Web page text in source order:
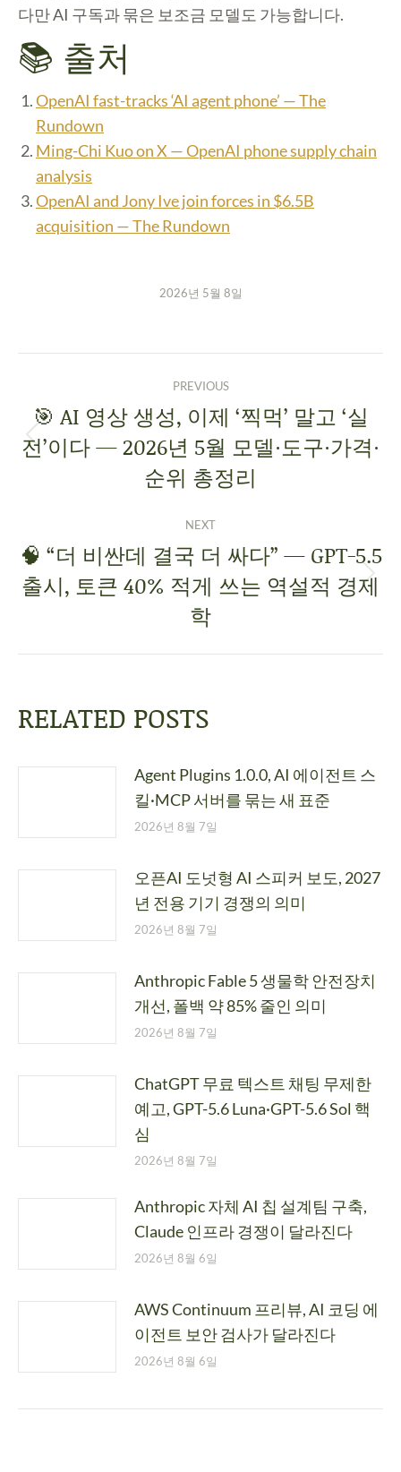
다만 AI 구독과 묶은 보조금 모델도 가능합니다.
📚 출처
OpenAI fast-tracks ‘AI agent phone’ — The
Rundown
Ming-Chi Kuo on X — OpenAI phone supply chain
analysis
OpenAI and Jony Ive join forces in $6.5B
acquisition — The Rundown
2026년 5월 8일
PREVIOUS
🎯 AI 영상 생성, 이제 ‘찍먹’ 말고 ‘실
전’이다 — 2026년 5월 모델·도구·가격·
순위 총정리
NEXT
🧠 “더 비싼데 결국 더 싸다” — GPT-5.5
출시, 토큰 40% 적게 쓰는 역설적 경제
학
RELATED POSTS
Agent Plugins 1.0.0, AI 에이전트 스
킬·MCP 서버를 묶는 새 표준
2026년 8월 7일
오픈AI 도넛형 AI 스피커 보도, 2027
년 전용 기기 경쟁의 의미
2026년 8월 7일
Anthropic Fable 5 생물학 안전장치
개선, 폴백 약 85% 줄인 의미
2026년 8월 7일
ChatGPT 무료 텍스트 채팅 무제한
예고, GPT-5.6 Luna·GPT-5.6 Sol 핵
심
2026년 8월 7일
Anthropic 자체 AI 칩 설계팀 구축,
Claude 인프라 경쟁이 달라진다
2026년 8월 6일
AWS Continuum 프리뷰, AI 코딩 에
이전트 보안 검사가 달라진다
2026년 8월 6일